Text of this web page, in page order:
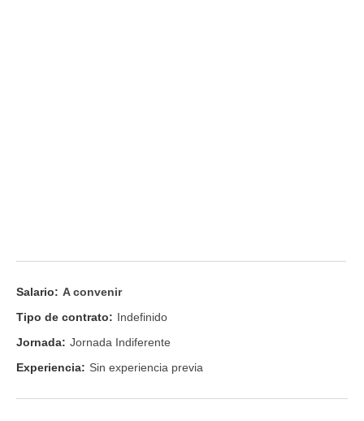
Salario: A convenir
Tipo de contrato: Indefinido
Jornada: Jornada Indiferente
Experiencia: Sin experiencia previa